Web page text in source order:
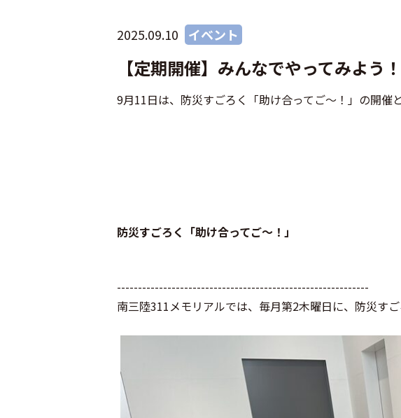
2025.09.10 イベント
【定期開催】みんなでやってみよ
9月11日は、防災すごろく「助け合ってご～！」の開催
防災すごろく「助け合ってご～！」
------------------------------------------------------------
南三陸311メモリアルでは、毎月第2木曜日に、防災す